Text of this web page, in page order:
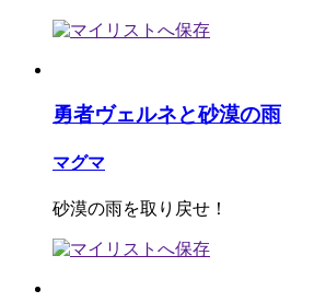
勇者ヴェルネと砂漠の雨
マグマ
砂漠の雨を取り戻せ！